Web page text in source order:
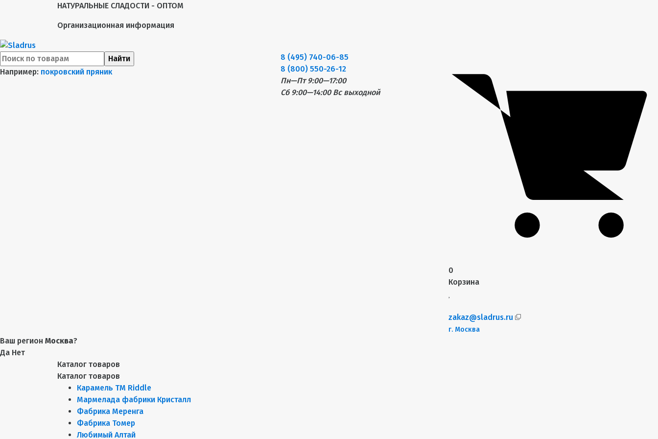
НАТУРАЛЬНЫЕ СЛАДОСТИ - ОПТОМ
Организационная информация
Найти
Например: покровский пряник
8 (495) 740-06-85
8 (800) 550-26-12
Пн—Пт 9:00—17:00
Сб 9:00—14:00 Вс выходной
0
Корзина
zakaz@sladrus.ru
г. Москва
Ваш регион Москва?
Да Нет
Каталог товаров
Каталог товаров
Карамель ТМ Riddle
Мармелада фабрики Кристалл
Фабрика Меренга
Фабрика Томер
Любимый Алтай